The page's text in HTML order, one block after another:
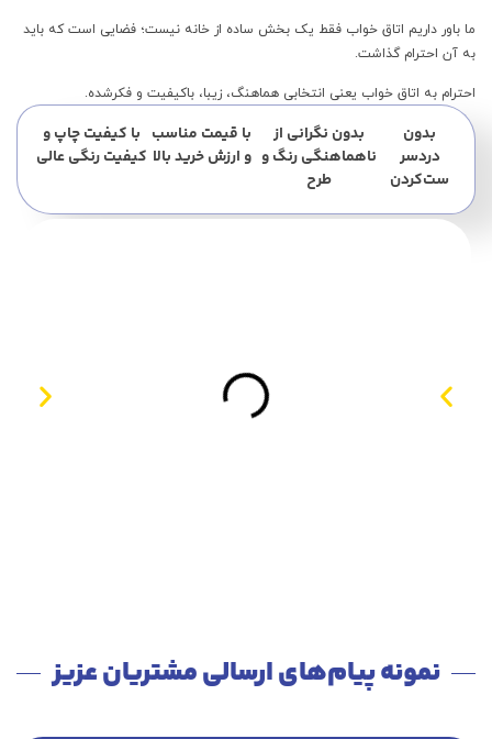
ما باور داریم اتاق خواب فقط یک بخش ساده از خانه نیست؛ فضایی است که باید
به آن احترام گذاشت.
احترام به اتاق خواب یعنی انتخابی هماهنگ، زیبا، باکیفیت و فکرشده.
بدون
دردسر
ست‌کردن
بدون نگرانی از
ناهماهنگی رنگ و
طرح
با قیمت مناسب
و ارزش خرید بالا
با کیفیت چاپ و
کیفیت رنگی عالی
نمونه پیام‌های ارسالی مشتریان عزیز